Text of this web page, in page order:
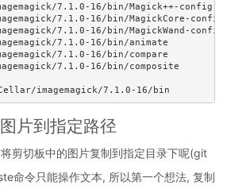
7.1.0-16/bin/Magick++-config
7.1.0-16/bin/MagickCore-config
7.1.0-16/bin/MagickWand-config
7.1.0-16/bin/animate
7.1.0-16/bin/compare
7.1.0-16/bin/composite
片到指定路径
剪切板中的图片复制到指定目录下呢(git
命令只能操作文本, 所以第一个想法, 复制